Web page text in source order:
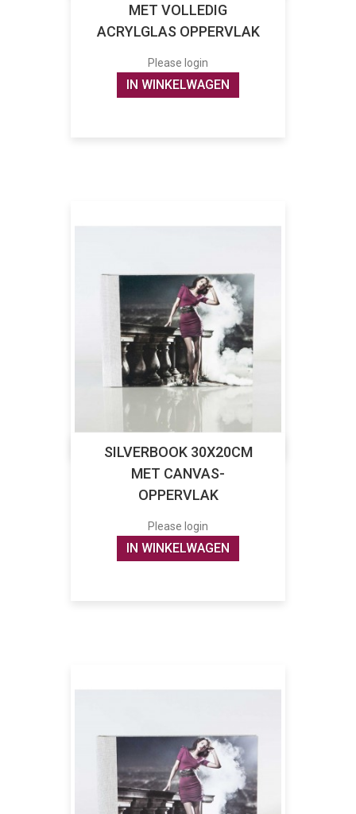
MET VOLLEDIG
ACRYLGLAS OPPERVLAK
Please login
IN WINKELWAGEN
SILVERBOOK 30X20CM
MET CANVAS-
OPPERVLAK
Please login
IN WINKELWAGEN